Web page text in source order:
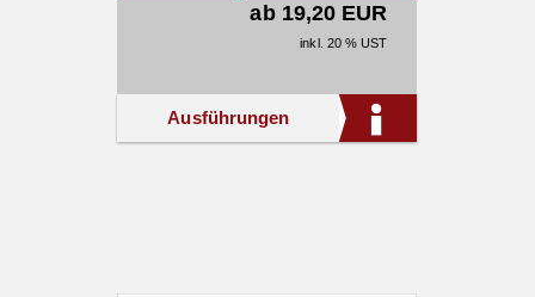
ab 19,20 EUR
inkl. 20 % UST
Ausführungen